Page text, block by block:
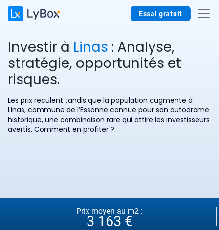
Essai gratuit
Investir à Linas : Analyse,
stratégie, opportunités et
risques.
Les prix reculent tandis que la population augmente à
Linas, commune de l’Essonne connue pour son autodrome
historique, une combinaison rare qui attire les investisseurs
avertis. Comment en profiter ?
Prix moyen au m2 :
3 163 €